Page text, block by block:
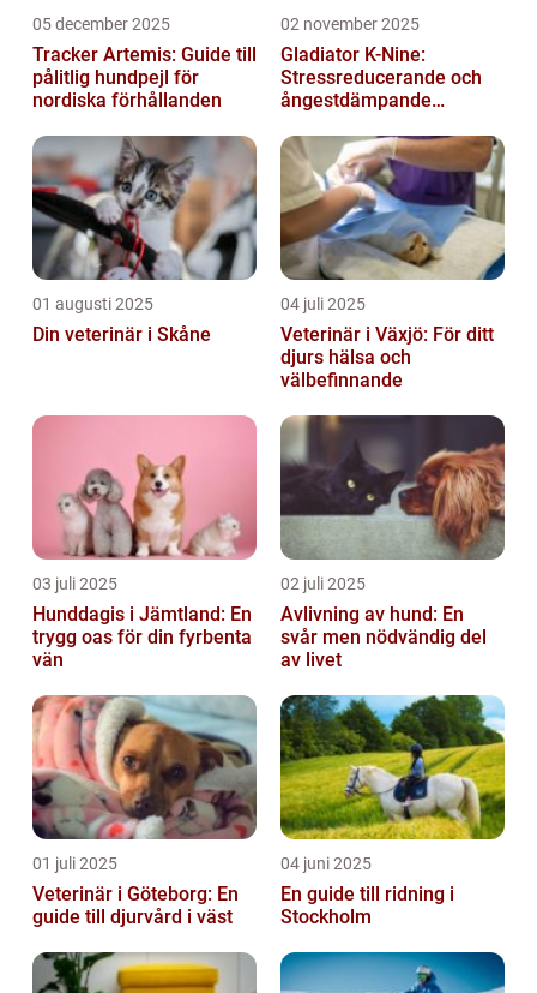
05 december 2025
Tracker Artemis: Guide till
pålitlig hundpejl för
nordiska förhållanden
02 november 2025
Gladiator K-Nine:
Stressreducerande och
ångestdämpande
01 augusti 2025
Din veterinär i Skåne
04 juli 2025
Veterinär i Växjö: För ditt
djurs hälsa och
välbefinnande
03 juli 2025
Hunddagis i Jämtland: En
trygg oas för din fyrbenta
vän
02 juli 2025
Avlivning av hund: En
svår men nödvändig del
av livet
01 juli 2025
Veterinär i Göteborg: En
guide till djurvård i väst
04 juni 2025
En guide till ridning i
Stockholm